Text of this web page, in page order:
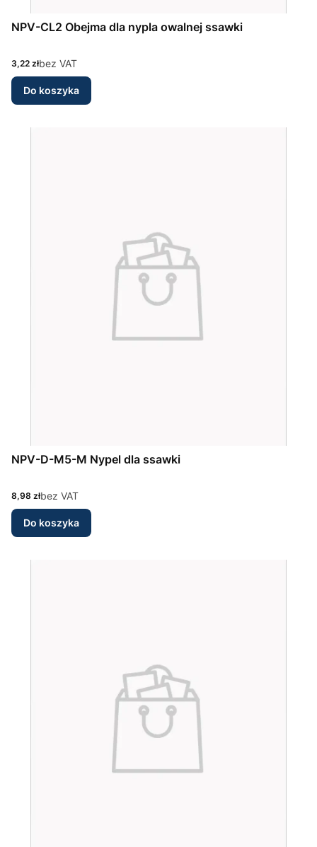
NPV-CL2 Obejma dla nypla owalnej ssawki
Cena
3,22 złbez VAT
Do koszyka
NPV-D-M5-M Nypel dla ssawki
Cena
8,98 złbez VAT
Do koszyka